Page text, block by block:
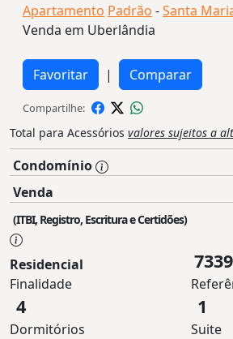
Apartamento Padrão -Santa
Venda em Uberlândia
Favoritar | Comparar
Compartilhe:
Total para Acessórios valores sujeitos a
Condomínio
Venda
(ITBI, Registro, Escritura e Certidões)
Residencial
Finalidade
4
Dormitórios
1
Suite